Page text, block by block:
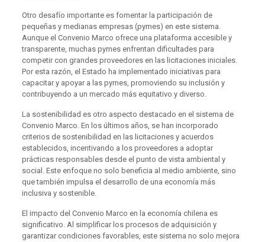
Otro desafío importante es fomentar la participación de
pequeñas y medianas empresas (pymes) en este sistema.
Aunque el Convenio Marco ofrece una plataforma accesible y
transparente, muchas pymes enfrentan dificultades para
competir con grandes proveedores en las licitaciones iniciales.
Por esta razón, el Estado ha implementado iniciativas para
capacitar y apoyar a las pymes, promoviendo su inclusión y
contribuyendo a un mercado más equitativo y diverso.
La sostenibilidad es otro aspecto destacado en el sistema de
Convenio Marco. En los últimos años, se han incorporado
criterios de sostenibilidad en las licitaciones y acuerdos
establecidos, incentivando a los proveedores a adoptar
prácticas responsables desde el punto de vista ambiental y
social. Este enfoque no solo beneficia al medio ambiente, sino
que también impulsa el desarrollo de una economía más
inclusiva y sostenible.
El impacto del Convenio Marco en la economía chilena es
significativo. Al simplificar los procesos de adquisición y
garantizar condiciones favorables, este sistema no solo mejora